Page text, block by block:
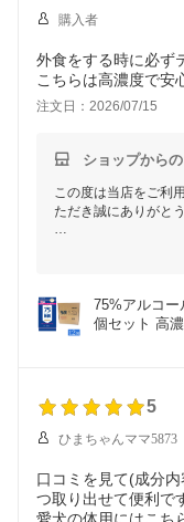
商品をお届けできる
用、そしてリピート
う願っております。
購入者
外食をする時に必ず
こちらは高濃度で安
注文日：2026/07/15
ショップから
この度は当店をご利
ただき誠にありがと
外食時のテーブル除
これからも品質にこ
商品をお届けできる
75%アルコ
個セット 高
5
ひまちゃんママ5873
口コミを見て(成分
つ取り出せて便利で
愛犬の体用にはこち